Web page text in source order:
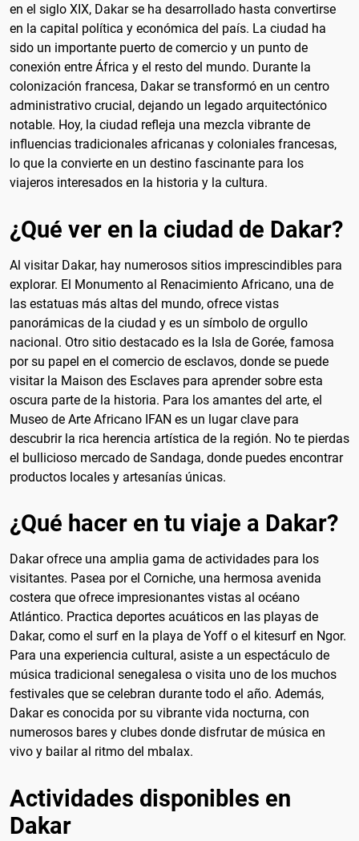
en el siglo XIX, Dakar se ha desarrollado hasta convertirse
en la capital política y económica del país. La ciudad ha
sido un importante puerto de comercio y un punto de
conexión entre África y el resto del mundo. Durante la
colonización francesa, Dakar se transformó en un centro
administrativo crucial, dejando un legado arquitectónico
notable. Hoy, la ciudad refleja una mezcla vibrante de
influencias tradicionales africanas y coloniales francesas,
lo que la convierte en un destino fascinante para los
viajeros interesados en la historia y la cultura.
¿Qué ver en la ciudad de Dakar?
Al visitar Dakar, hay numerosos sitios imprescindibles para
explorar. El Monumento al Renacimiento Africano, una de
las estatuas más altas del mundo, ofrece vistas
panorámicas de la ciudad y es un símbolo de orgullo
nacional. Otro sitio destacado es la Isla de Gorée, famosa
por su papel en el comercio de esclavos, donde se puede
visitar la Maison des Esclaves para aprender sobre esta
oscura parte de la historia. Para los amantes del arte, el
Museo de Arte Africano IFAN es un lugar clave para
descubrir la rica herencia artística de la región. No te pierdas
el bullicioso mercado de Sandaga, donde puedes encontrar
productos locales y artesanías únicas.
¿Qué hacer en tu viaje a Dakar?
Dakar ofrece una amplia gama de actividades para los
visitantes. Pasea por el Corniche, una hermosa avenida
costera que ofrece impresionantes vistas al océano
Atlántico. Practica deportes acuáticos en las playas de
Dakar, como el surf en la playa de Yoff o el kitesurf en Ngor.
Para una experiencia cultural, asiste a un espectáculo de
música tradicional senegalesa o visita uno de los muchos
festivales que se celebran durante todo el año. Además,
Dakar es conocida por su vibrante vida nocturna, con
numerosos bares y clubes donde disfrutar de música en
vivo y bailar al ritmo del mbalax.
Actividades disponibles en
Dakar